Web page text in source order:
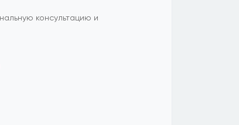
консультацию и